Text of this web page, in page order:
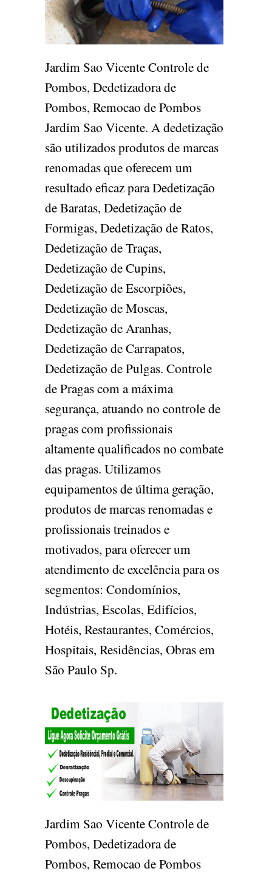
Jardim Sao Vicente Controle de
Pombos, Dedetizadora de
Pombos, Remocao de Pombos
Jardim Sao Vicente. A dedetização
são utilizados produtos de marcas
renomadas que oferecem um
resultado eficaz para Dedetização
de Baratas, Dedetização de
Formigas, Dedetização de Ratos,
Dedetização de Traças,
Dedetização de Cupins,
Dedetização de Escorpiões,
Dedetização de Moscas,
Dedetização de Aranhas,
Dedetização de Carrapatos,
Dedetização de Pulgas. Controle
de Pragas com a máxima
segurança, atuando no controle de
pragas com profissionais
altamente qualificados no combate
das pragas. Utilizamos
equipamentos de última geração,
produtos de marcas renomadas e
profissionais treinados e
motivados, para oferecer um
atendimento de excelência para os
segmentos: Condomínios,
Indústrias, Escolas, Edifícios,
Hotéis, Restaurantes, Comércios,
Hospitais, Residências, Obras em
São Paulo Sp.
Jardim Sao Vicente Controle de
Pombos, Dedetizadora de
Pombos, Remocao de Pombos